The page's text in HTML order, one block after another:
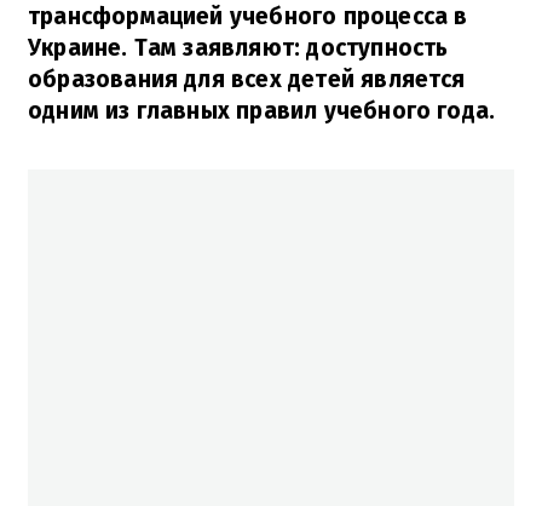
трансформацией учебного процесса в
Украине. Там заявляют: доступность
образования для всех детей является
одним из главных правил учебного года.